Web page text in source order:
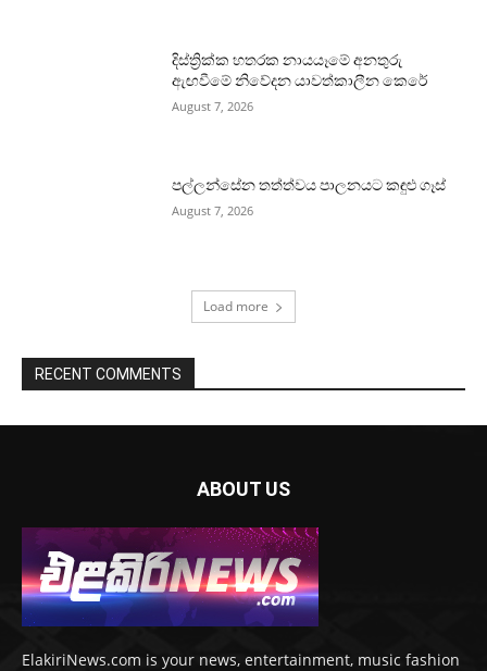
දිස්ත්‍රික්ක හතරක නායයෑමේ අනතුරු
ඇඟවීමේ නිවේදන යාවත්කාලීන කෙරේ
August 7, 2026
පල්ලන්සේන තත්ත්වය පාලනයට කඳුළු ගෑස්
August 7, 2026
Load more
RECENT COMMENTS
ABOUT US
ElakiriNews.com is your news, entertainment, music fashion